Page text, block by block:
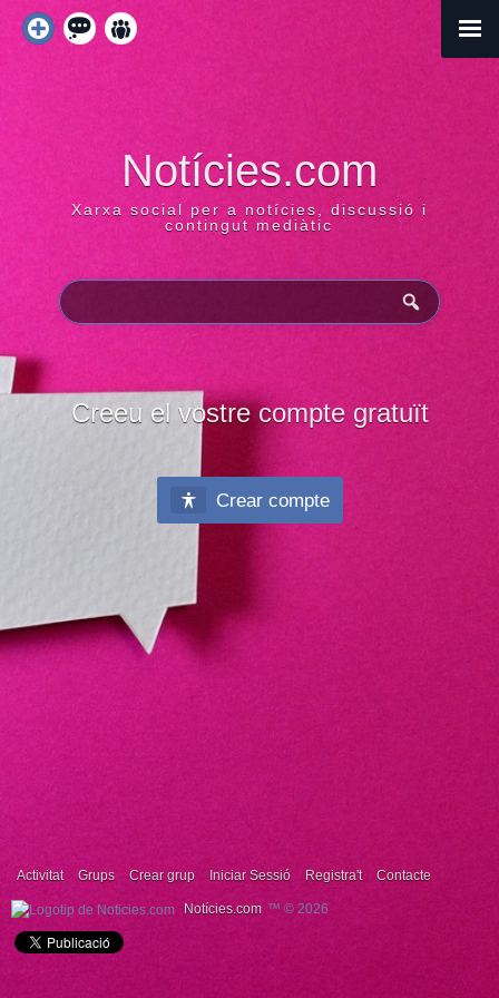
Saltar
Notícies.com
Xarxa social per a notícies, discussió i
contingut mediàtic
Creeu el vostre compte gratuït
Crear compte
Activitat Grups Crear grup Iniciar Sessió Registra't Contacte
Notícies.com ™ © 2026